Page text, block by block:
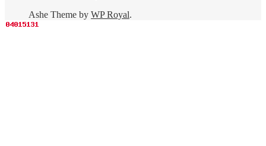
Ashe Theme by WP Royal.